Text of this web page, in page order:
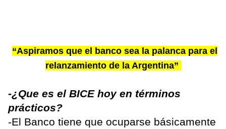
“Aspiramos que el banco sea la palanca para el
relanzamiento de la Argentina”
-¿Que es el BICE hoy en términos
prácticos?
-El Banco tiene que ocuparse básicamente